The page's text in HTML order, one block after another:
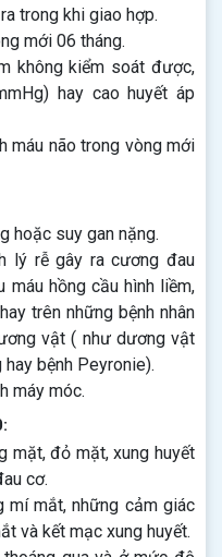
trong khi giao hợp.
mới 06 tháng.
không kiểm soát được,
hay cao huyết áp
máu não trong vòng mới
hoặc suy gan nặng.
lý rễ gây ra cương đau
máu hồng cầu hình liềm,
trên những bệnh nhân
vật ( như dương vật
bệnh Peyronie).
máy móc.
mặt, đỏ mặt, xung huyết
cơ.
mí mắt, những cảm giác
và kết mạc xung huyết.